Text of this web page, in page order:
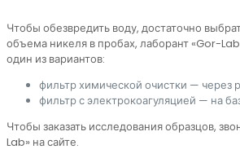
Чтобы обезвредить воду, достаточно
объема никеля в пробах, лаборант «Gor-
один из вариантов:
фильтр химической очистки — через
фильтр с электрокоагуляцией — на
Чтобы заказать исследования образцов,
Lab» на сайте.